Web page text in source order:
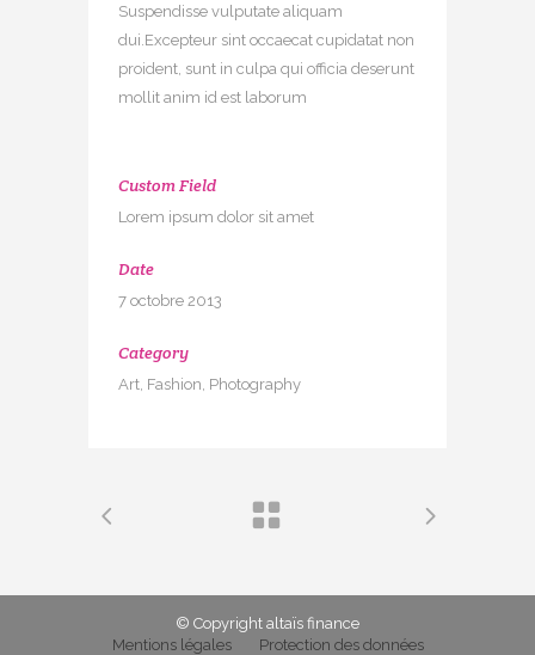
Suspendisse vulputate aliquam
dui.Excepteur sint occaecat cupidatat non
proident, sunt in culpa qui officia deserunt
mollit anim id est laborum
Custom Field
Lorem ipsum dolor sit amet
Date
7 octobre 2013
Category
Art, Fashion, Photography
© Copyright altaïs finance
Mentions légales
Protection des données